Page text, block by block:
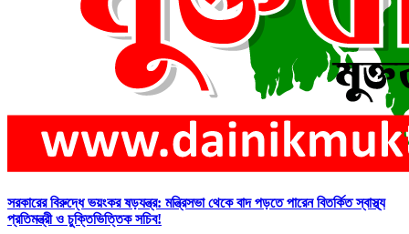
সরকারের বিরুদ্ধে ভয়ংকর ষড়যন্ত্র: মন্ত্রিসভা থেকে বাদ পড়তে পারেন বিতর্কিত স্বাস্থ্য
প্রতিমন্ত্রী ও চুক্তিভিত্তিক সচিব!